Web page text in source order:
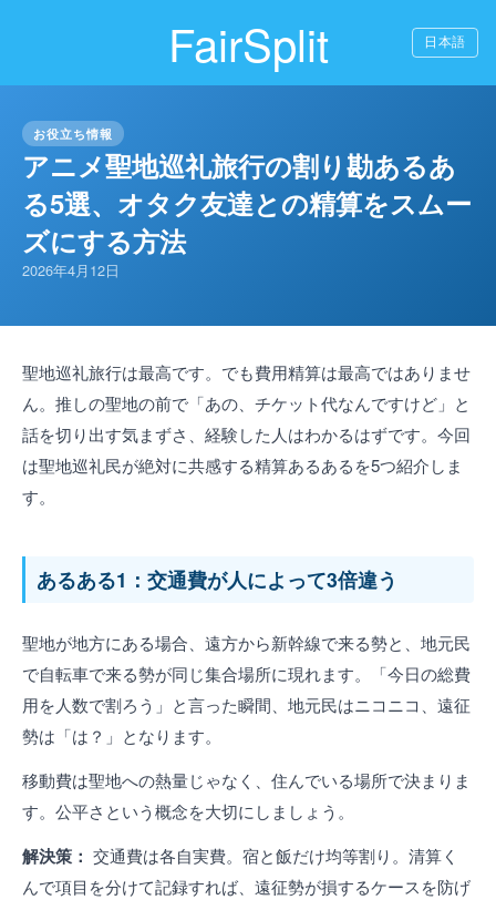
FairSplit 日本語
お役立ち情報
アニメ聖地巡礼旅行の割り勘あるあ
る5選、オタク友達との精算をスムー
ズにする方法
2026年4月12日
聖地巡礼旅行は最高です。でも費用精算は最高ではありませ
ん。推しの聖地の前で「あの、チケット代なんですけど」と
話を切り出す気まずさ、経験した人はわかるはずです。今回
は聖地巡礼民が絶対に共感する精算あるあるを5つ紹介しま
す。
あるある1：交通費が人によって3倍違う
聖地が地方にある場合、遠方から新幹線で来る勢と、地元民
で自転車で来る勢が同じ集合場所に現れます。「今日の総費
用を人数で割ろう」と言った瞬間、地元民はニコニコ、遠征
勢は「は？」となります。
移動費は聖地への熱量じゃなく、住んでいる場所で決まりま
す。公平さという概念を大切にしましょう。
解決策： 交通費は各自実費。宿と飯だけ均等割り。清算く
んで項目を分けて記録すれば、遠征勢が損するケースを防げ